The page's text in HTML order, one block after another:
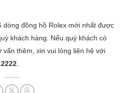
dòng đồng hồ Rolex mới nhất được
khách hàng. Nếu quý khách có
thêm, xin vui lòng liên hệ với